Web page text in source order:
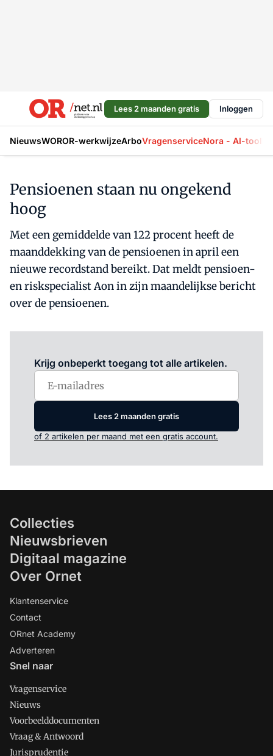
Lees 2 maanden gratis Inloggen
NieuwsWOROR-werkwijzeArboVragenserviceNora - AI-tool
Pensioenen staan nu ongekend
hoog
Met een gemiddelde van 122 procent heeft de
maanddekking van de pensioenen in april een
nieuwe recordstand bereikt. Dat meldt pensioen-
en riskspecialist Aon in zijn maandelijkse bericht
over de pensioenen.
Krijg onbeperkt toegang tot alle artikelen.
Lees 2 maanden gratis
of 2 artikelen per maand met een gratis account.
Collecties
Nieuwsbrieven
Digitaal magazine
Over Ornet
Klantenservice
Contact
ORnet Academy
Adverteren
Snel naar
Vragenservice
Nieuws
Voorbeelddocumenten
Vraag & Antwoord
Jurisprudentie